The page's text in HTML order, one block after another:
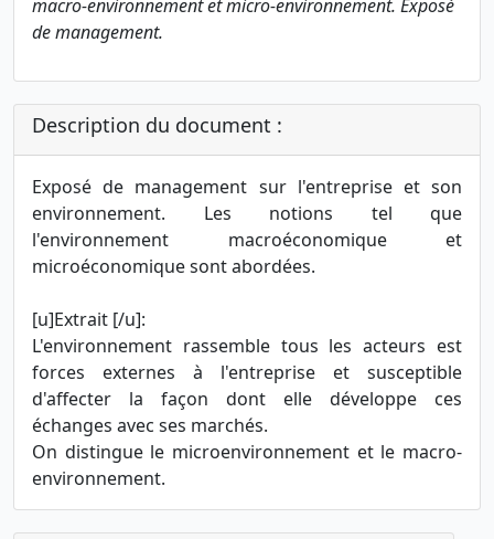
macro-environnement et micro-environnement. Exposé
de management.
Description du document :
Exposé de management sur l'entreprise et son
environnement. Les notions tel que
l'environnement macroéconomique et
microéconomique sont abordées.
[u]Extrait [/u]:
L'environnement rassemble tous les acteurs est
forces externes à l'entreprise et susceptible
d'affecter la façon dont elle développe ces
échanges avec ses marchés.
On distingue le microenvironnement et le macro-
environnement.